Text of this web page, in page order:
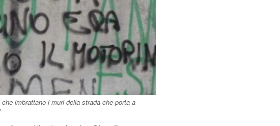
imbrattano i muri della strada che porta a